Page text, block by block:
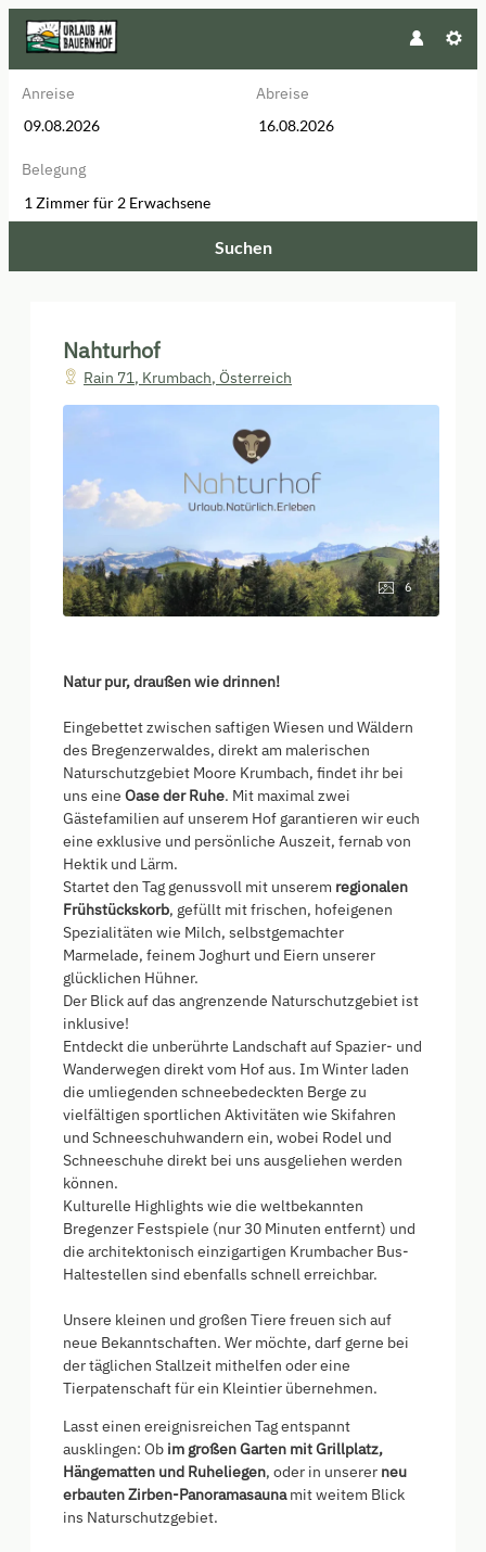
Anreise Abreise
Belegung
1 Zimmerfür 2 Erwachsene
Suchen
Nahturhof
Rain 71, Krumbach, Österreich
6
Natur pur, draußen wie drinnen!
Eingebettet zwischen saftigen Wiesen und Wäldern
des Bregenzerwaldes, direkt am malerischen
Naturschutzgebiet Moore Krumbach, findet ihr bei
uns eine Oase der Ruhe. Mit maximal zwei
Gästefamilien auf unserem Hof garantieren wir euch
eine exklusive und persönliche Auszeit, fernab von
Hektik und Lärm.
Startet den Tag genussvoll mit unserem regionalen
Frühstückskorb, gefüllt mit frischen, hofeigenen
Spezialitäten wie Milch, selbstgemachter
Marmelade, feinem Joghurt und Eiern unserer
glücklichen Hühner.
Der Blick auf das angrenzende Naturschutzgebiet ist
inklusive!
Entdeckt die unberührte Landschaft auf Spazier- und
Wanderwegen direkt vom Hof aus. Im Winter laden
die umliegenden schneebedeckten Berge zu
vielfältigen sportlichen Aktivitäten wie Skifahren
und Schneeschuhwandern ein, wobei Rodel und
Schneeschuhe direkt bei uns ausgeliehen werden
können.
Kulturelle Highlights wie die weltbekannten
Bregenzer Festspiele (nur 30 Minuten entfernt) und
die architektonisch einzigartigen Krumbacher Bus-
Haltestellen sind ebenfalls schnell erreichbar.
Unsere kleinen und großen Tiere freuen sich auf
neue Bekanntschaften. Wer möchte, darf gerne bei
der täglichen Stallzeit mithelfen oder eine
Tierpatenschaft für ein Kleintier übernehmen.
Lasst einen ereignisreichen Tag entspannt
ausklingen: Ob im großen Garten mit Grillplatz,
Hängematten und Ruheliegen, oder in unserer neu
erbauten Zirben-Panoramasaunamit weitem Blick
ins Naturschutzgebiet.